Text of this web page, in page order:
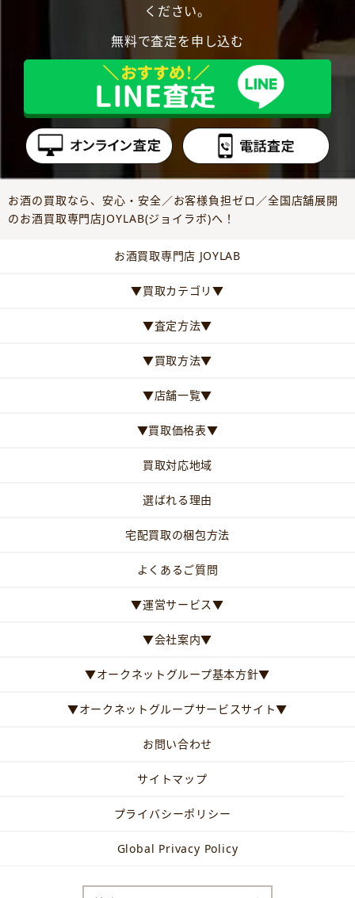
ください。
無料で査定を申し込む
お酒の買取なら、安心・安全／お客様負担ゼロ／全国店舗展開
のお酒買取専門店JOYLAB(ジョイラボ)へ！
お酒買取専門店 JOYLAB
▼買取カテゴリ▼
▼査定方法▼
▼買取方法▼
▼店舗一覧▼
▼買取価格表▼
買取対応地域
選ばれる理由
宅配買取の梱包方法
よくあるご質問
▼運営サービス▼
▼会社案内▼
▼オークネットグループ基本方針▼
▼オークネットグループサービスサイト▼
お問い合わせ
サイトマップ
プライバシーポリシー
Global Privacy Policy